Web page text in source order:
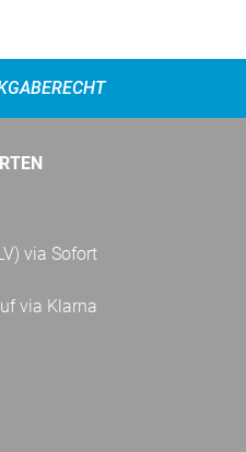
via Sofort
via Klarna